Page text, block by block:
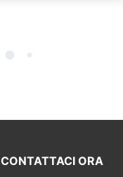
CONTATTACI ORA